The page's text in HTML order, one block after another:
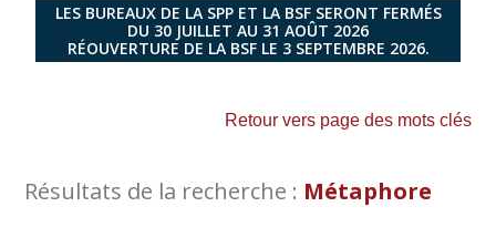
LES BUREAUX DE LA SPP ET LA BSF SERONT FERMÉS
DU 30 JUILLET AU 31 AOÛT 2026
RÉOUVERTURE DE LA BSF LE 3 SEPTEMBRE 2026.
Retour vers page des mots clés
Résultats de la recherche : Métaphore